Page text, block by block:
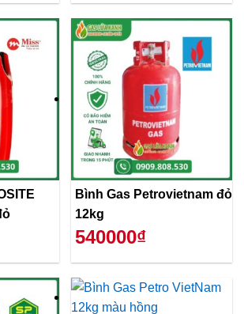
Bình Gas Petrovietnam đỏ
12kg
540000₫